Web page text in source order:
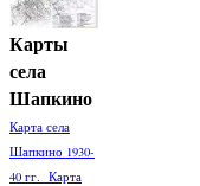
Карты
села
Шапкино
Карта села
Шапкино 1930-
40 гг. Карта